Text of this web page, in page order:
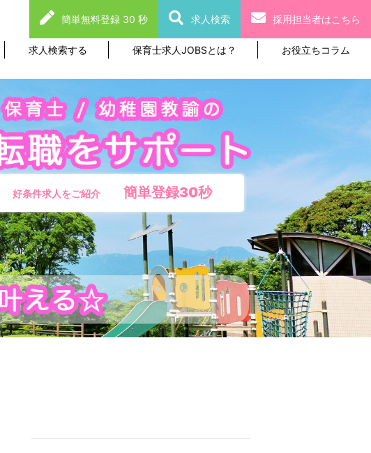
求人検索する 保育士求人JOBSとは？ お役立ちコラム
簡単無料登録 30 秒 求人検索 採用担当者はこちら
好条件求人をご紹介 簡単登録30秒